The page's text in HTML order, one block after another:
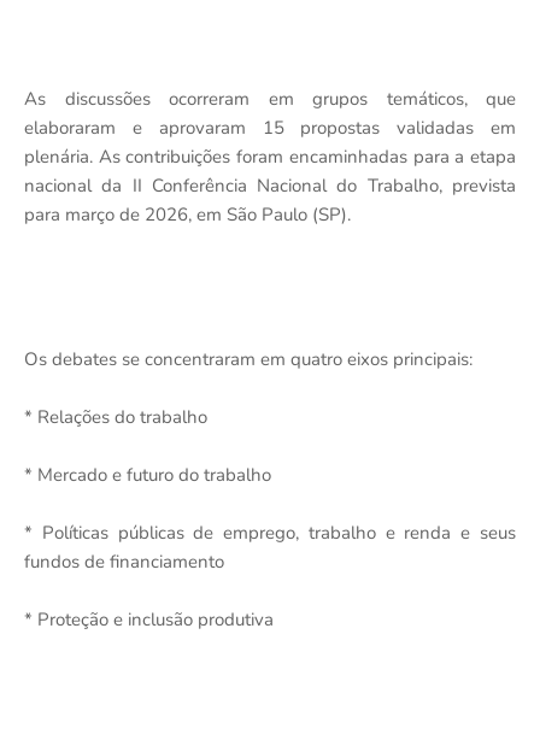
As discussões ocorreram em grupos temáticos, que
elaboraram e aprovaram 15 propostas validadas em
plenária. As contribuições foram encaminhadas para a etapa
nacional da II Conferência Nacional do Trabalho, prevista
para março de 2026, em São Paulo (SP).
Os debates se concentraram em quatro eixos principais:
* Relações do trabalho
* Mercado e futuro do trabalho
* Políticas públicas de emprego, trabalho e renda e seus
fundos de financiamento
* Proteção e inclusão produtiva